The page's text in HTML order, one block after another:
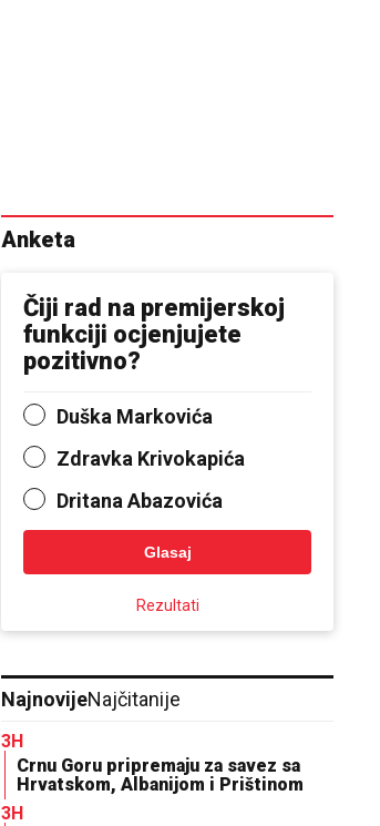
Anketa
Čiji rad na premijerskoj
funkciji ocjenjujete
pozitivno?
Duška Markovića
Zdravka Krivokapića
Dritana Abazovića
Glasaj
Rezultati
NajnovijeNajčitanije
3H
Crnu Goru pripremaju za savez sa
Hrvatskom, Albanijom i Prištinom
3H